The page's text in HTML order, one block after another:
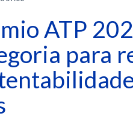
ATP
para